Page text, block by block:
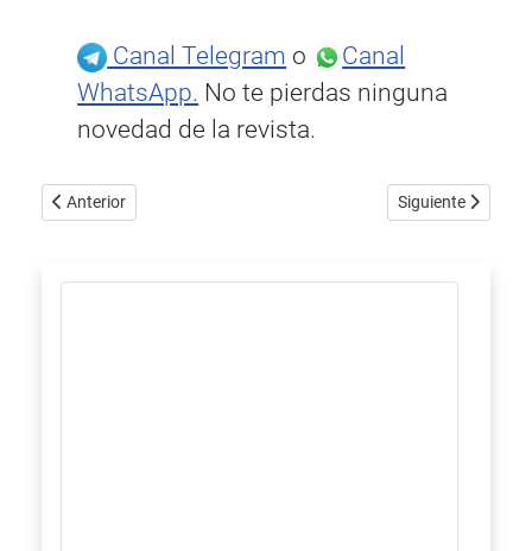
Canal Telegram o
Canal
WhatsApp. No te pierdas ninguna
novedad de la revista.
Artículo anterior: Concept lanza el reproductor digital Giada DN76
Anterior Artículo
Siguiente